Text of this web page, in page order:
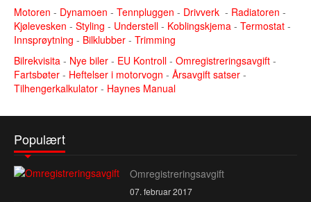
Motoren - Dynamoen - Tennpluggen - Drivverk - Radiatoren -
Kjølevesken - Styling - Understell - Koblingskjema - Termostat -
Innsprøytning - Bilklubber - Trimming
Bilrekvisita - Nye biler - EU Kontroll - Omregistreringsavgift -
Fartsbøter - Heftelser i motorvogn - Årsavgift satser -
Tilhengerkalkulator - Haynes Manual
Populært
Omregistreringsavgift
07. februar 2017